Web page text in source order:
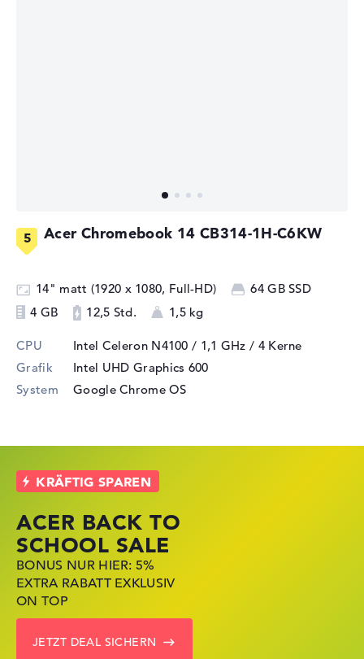
Acer Chromebook 14 CB314-1H-C6KW
14" matt (1920 x 1080, Full-HD)
64 GB SSD
4 GB
12,5 Std. 1,5 kg
CPU Intel Celeron N4100 / 1,1 GHz / 4 Kerne
Grafik
Intel UHD Graphics 600
System
Google Chrome OS
ACER BACK TO
SCHOOL SALE
BONUS NUR HIER: 5%
EXTRA RABATT EXKLUSIV
ON TOP
JETZT DEAL SICHERN
HP STORE SSV
DEALS
JETZT ZUGREIFEN:
NOTEBOOKS BEI HP KRÄFTIG
REDUZIERT
ZU DEN HP ANGEBOTEN
LENOVO LAPTOP
DEALS
NOTEBOOKS BEI LENOVO
JETZT KRÄFTIG REDUZIERT